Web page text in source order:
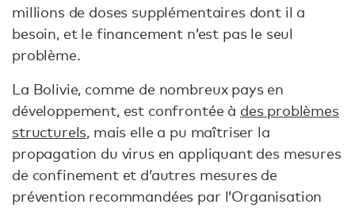
millions de doses supplémentaires dont il a
besoin, et le financement n’est pas le seul
problème.
La Bolivie, comme de nombreux pays en
développement, est confrontée à des problèmes
structurels, mais elle a pu maîtriser la
propagation du virus en appliquant des mesures
de confinement et d’autres mesures de
prévention recommandées par l’Organisation